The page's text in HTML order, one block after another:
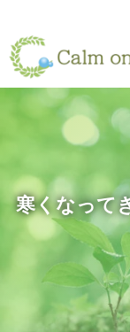
寒くなって